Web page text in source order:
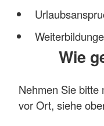
Wie
Nehmen Sie bitte
vor Ort, siehe